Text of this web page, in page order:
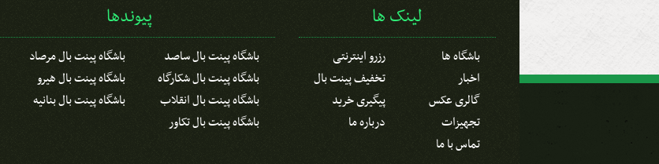
لینک ها
باشگاه ها
رزرو اینترنتی
اخبار
تخفیف پینت بال
گالری عکس
پیگیری خرید
تجهیزات
درباره ما
تماس با ما
پیوندها
باشگاه پینت بال ساصد
باشگاه پینت بال مرصاد
باشگاه پینت بال شکارگاه
باشگاه پینت بال هیرو
باشگاه پینت بال انقلاب
باشگاه پینت بال بنانیه
باشگاه پینت بال تکاور